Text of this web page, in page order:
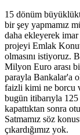
15 dönüm
bir şey yapmamız
daha ekleyerek
projeyi Emlak
olmasını istiyoruz.
Milyon Euro arası
parayla Bankalar'a
faizli kimi ne borcu
bugün itibarıyla
kapattıktan sonra
Satmamız söz
çıkardığımız yok.